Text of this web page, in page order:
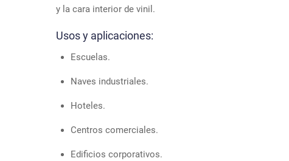
y la cara interior de vinil.
Usos y aplicaciones:
Escuelas.
Naves industriales.
Hoteles.
Centros comerciales.
Edificios corporativos.